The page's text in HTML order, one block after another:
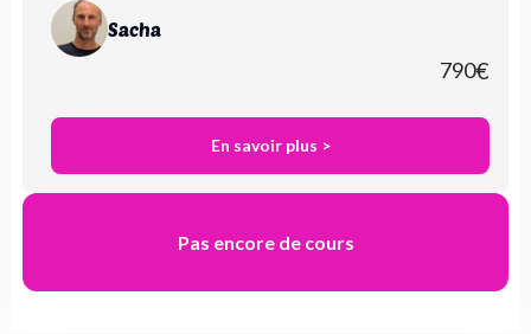
Sacha
790€
En savoir plus >
Pas encore de cours